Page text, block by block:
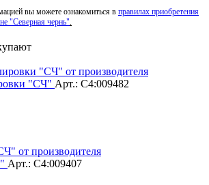
вы можете ознакомиться в правилах приобретения
"Северная чернь"
"CЧ" Арт.: С4:009482
Арт.: С4:009407